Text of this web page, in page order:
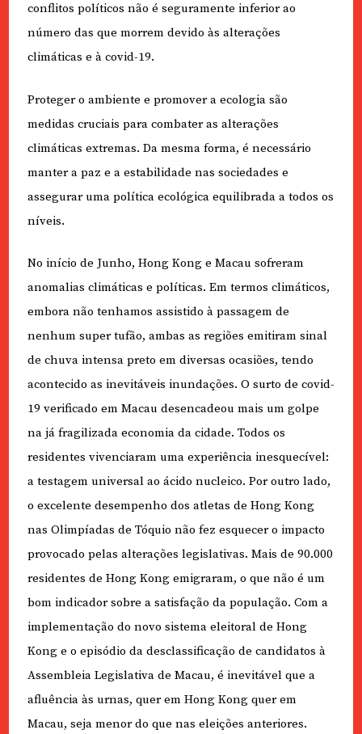
conflitos políticos não é seguramente inferior ao
número das que morrem devido às alterações
climáticas e à covid-19.
Proteger o ambiente e promover a ecologia são
medidas cruciais para combater as alterações
climáticas extremas. Da mesma forma, é necessário
manter a paz e a estabilidade nas sociedades e
assegurar uma política ecológica equilibrada a todos os
níveis.
No início de Junho, Hong Kong e Macau sofreram
anomalias climáticas e políticas. Em termos climáticos,
embora não tenhamos assistido à passagem de
nenhum super tufão, ambas as regiões emitiram sinal
de chuva intensa preto em diversas ocasiões, tendo
acontecido as inevitáveis inundações. O surto de covid-
19 verificado em Macau desencadeou mais um golpe
na já fragilizada economia da cidade. Todos os
residentes vivenciaram uma experiência inesquecível:
a testagem universal ao ácido nucleico. Por outro lado,
o excelente desempenho dos atletas de Hong Kong
nas Olimpíadas de Tóquio não fez esquecer o impacto
provocado pelas alterações legislativas. Mais de 90.000
residentes de Hong Kong emigraram, o que não é um
bom indicador sobre a satisfação da população. Com a
implementação do novo sistema eleitoral de Hong
Kong e o episódio da desclassificação de candidatos à
Assembleia Legislativa de Macau, é inevitável que a
afluência às urnas, quer em Hong Kong quer em
Macau, seja menor do que nas eleições anteriores.